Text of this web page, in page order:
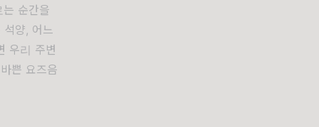
순간을
양, 어느
우리 주변
쁜 요즈음